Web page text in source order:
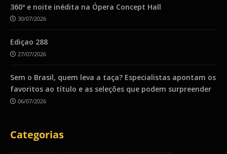
360º e noite inédita na Ópera Concept Hall
30/07/2026
Ediçao 288
27/07/2026
Sem o Brasil, quem leva a taça? Especialistas apontam os
favoritos ao título e as seleções que podem surpreender
06/07/2026
Categorias